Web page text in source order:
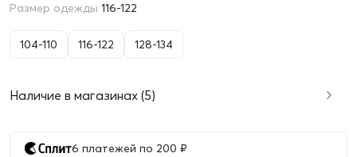
Размер одежды 116-122
104-110 116-122 128-134
Наличие в магазинах (5)
6 платежей по 200 ₽